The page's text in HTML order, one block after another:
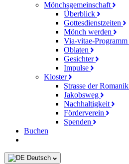
Mönchsgemeinschaft
Überblick
Gottesdienstzeiten
Mönch werden
Via-vitae-Programm
Oblaten
Gesichter
Impulse
Kloster
Strasse der Romanik
Jakobsweg
Nachhaltigkeit
Förderverein
Spenden
Buchen
Deutsch